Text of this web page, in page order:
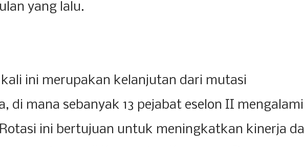
yang lalu.
ini merupakan kelanjutan dari mutasi
di mana sebanyak 13 pejabat eselon II mengalami
ini bertujuan untuk meningkatkan kinerja